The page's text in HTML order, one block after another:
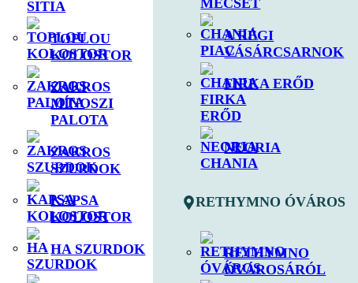
TOPLOU
KOLOSTOR
ZAKROS
MÍNOSZI
PALOTA
ZAKROS
SZURDOK
KAPSA
KOLOSTOR
HA SZURDOK
A RÉGI
VÁSÁRCSARNOK
FIRKA ERŐD
NEORIA
RETHYMNO ÓVÁROS
RETHYMNO
ÓVÁROSÁRÓL